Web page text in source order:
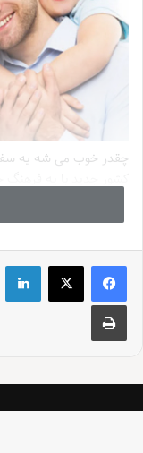
چقدر خوب می شه یه سفر
روحه اما پشت این کلمه
ویزای خانوادگی فرصتی
چاپ